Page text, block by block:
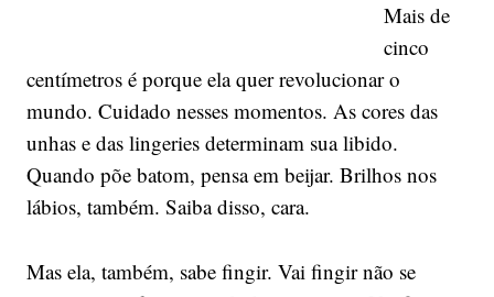
Mais de
cinco
centímetros é porque ela quer revolucionar o
mundo. Cuidado nesses momentos. As cores das
unhas e das lingeries determinam sua libido.
Quando põe batom, pensa em beijar. Brilhos nos
lábios, também. Saiba disso, cara.
Mas ela, também, sabe fingir. Vai fingir não se